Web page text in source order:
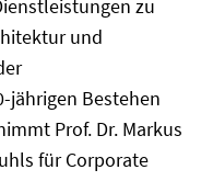
zu
und
jährigen Bestehen
Prof. Dr. Markus
für Corporate